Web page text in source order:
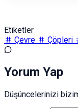
Etiketler
Çevre
Çöpleri
Yorum Yap
Düşüncelerinizi